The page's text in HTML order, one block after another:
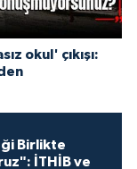
okul' çıkışı:
Birlikte
İTHİB ve